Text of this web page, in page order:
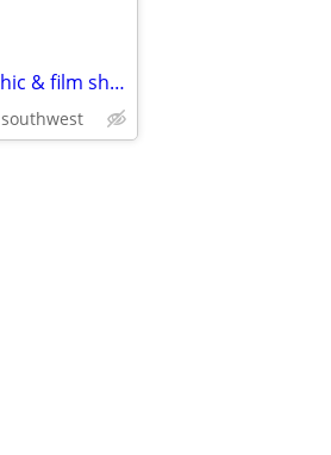
locations needed for photographic & film shoots